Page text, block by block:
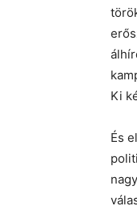
Ki
És